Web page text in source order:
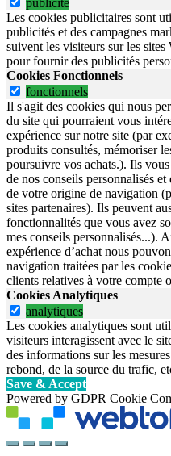
publicite
Les cookies publicitaires sont
publicités et des campagnes
suivent les visiteurs sur les
pour fournir des publicités
Cookies Fonctionnels
fonctionnels
Il s'agit des cookies qui nous
du site qui pourraient vous
expérience sur notre site (par
produits consultés, mémoriser
poursuivre vos achats.). Ils
de nos conseils personnalisés
de votre origine de navigation
sites partenaires). Ils peuvent
fonctionnalités que vous avez
mes conseils personnalisés...).
expérience d’achat nous
navigation traitées par les
clients relatives à votre compte
Cookies Analytiques
analytiques
Les cookies analytiques sont
visiteurs interagissent avec le
des informations sur les
rebond, de la source du trafic,
Save & Accept
Powered by GDPR Cookie